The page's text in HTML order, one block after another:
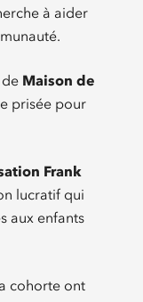
à aider
Maison de
prisée pour
Frank
lucratif qui
aux enfants
cohorte ont